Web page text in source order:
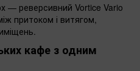
— реверсивний Vortice Vario
притоком і витягом,
кафе з одним